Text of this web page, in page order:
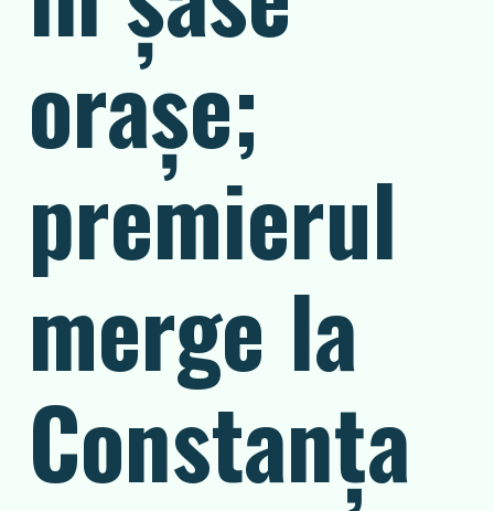
orașe;
premierul
merge la
Constanța